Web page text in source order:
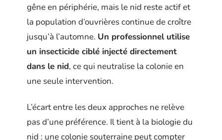
gêne en périphérie, mais le nid reste actif et
la population d’ouvrières continue de croître
jusqu’à l’automne. Un professionnel utilise
un insecticide ciblé injecté directement
dans le nid, ce qui neutralise la colonie en
une seule intervention.
L’écart entre les deux approches ne relève
pas d’une préférence. Il tient à la biologie du
nid : une colonie souterraine peut compter